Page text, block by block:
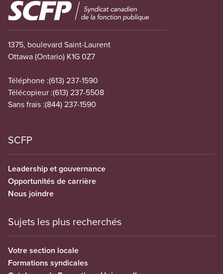
Image
1375, boulevard Saint-Laurent
Ottawa (Ontario) K1G 0Z7
Téléphone :(613) 237-1590
Télécopieur :(613) 237-5508
Sans frais :(844) 237-1590
SCFP
Leadership et gouvernance
Opportunités de carrière
Nous joindre
Sujets les plus recherchés
Votre section locale
Formations syndicales